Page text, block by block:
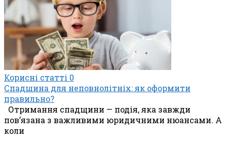
Корисні статті 0
Спадщина для неповнолітніх: як оформити
правильно?
Отримання спадщини — подія, яка завжди
пов’язана з важливими юридичними нюансами. А
коли